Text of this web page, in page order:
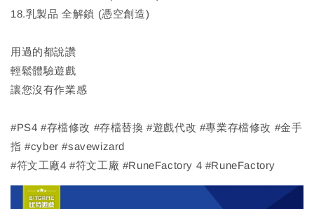
18.乳製品 全解鎖 (憑空創造)
用過的都說讚
輕鬆體驗遊戲
讓您沒有作業感
#PS4 #存檔修改 #存檔替換 #遊戲代改 #專業存檔修改 #金手
指 #cyber #savewizard
#符文工廠4 #符文工廠 #RuneFactory 4 #RuneFactory